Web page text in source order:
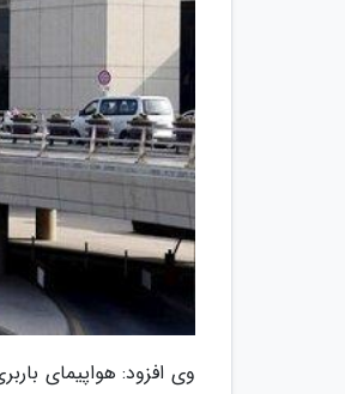
وی افزود: هواپیمای